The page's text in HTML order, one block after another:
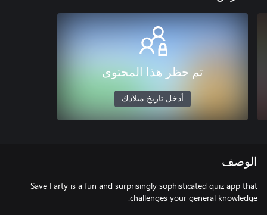
تم حظر هذا المحتوى
أدخل تاريخ ميلادك
الوصف
Save Farty is a fun and surprisingly sophisticated quiz app that